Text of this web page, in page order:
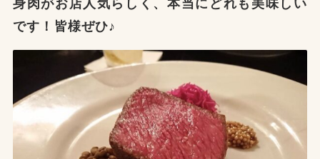
です！皆様ぜひ♪